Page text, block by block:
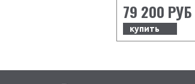
79 200 РУБ
купить